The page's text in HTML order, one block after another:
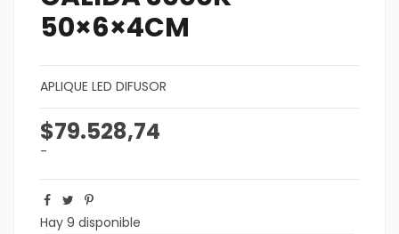
50×6×4CM
APLIQUE LED DIFUSOR
$79.528,74
-
Hay 9 disponible